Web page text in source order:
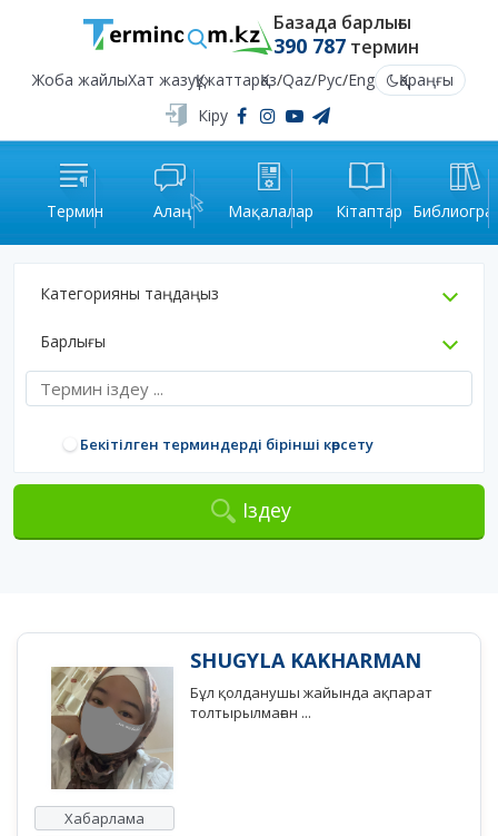
Базада барлығы
390 787термин
Жоба жайлыХат жазуҚұжаттарҚаз/Qaz/Рус/Eng
Қараңғы
Кіру
Термин Алаң Мақалалар Кітаптар
Категорияны таңдаңыз
Барлығы
Бекітілген терминдерді бірінші көрсету
Іздеу
Хабарлама
SHUGYLA KAKHARMAN
Бұл қолданушы жайында ақпарат
толтырылмаған ...